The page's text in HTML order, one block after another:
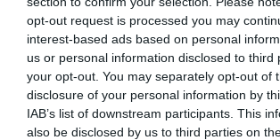
opt-out request is processed you may
interest-based ads based on personal
us or personal information disclosed to third
your opt-out. You may separately opt-out of
disclosure of your personal information by
IAB’s list of downstream participants. This
also be disclosed by us to third parties on
και του ρασιοναλισμού, που αρχίζει από
και μετά. Δεν είναι για τους Έλληνες ο
ατομική facultas rationis, ατομική νοητική
ορίζει και εξαντλεί τη γνώση της
λογικοί κατά μετοχήν, λέει ο
διανοείσθαι» του Αριστοτέλη σκοπεύει